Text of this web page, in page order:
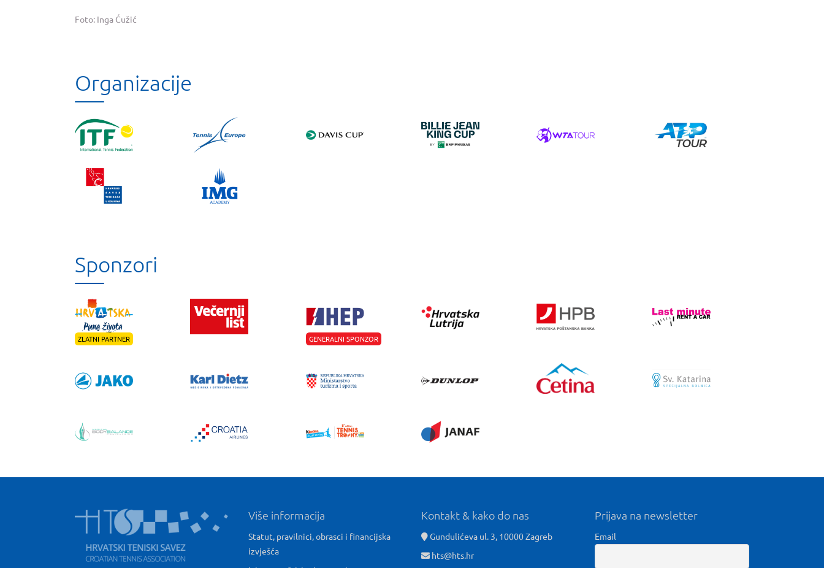
Foto: Inga Ćužić
Organizacije
Sponzori
ZLATNI PARTNER GENERALNI SPONZOR
Više informacija
Statut, pravilnici, obrasci i financijska
izvješća
Kontakt & kako do nas
Gundulićeva ul. 3, 10000 Zagreb
hts@hts.hr
Prijava na newsletter
Email